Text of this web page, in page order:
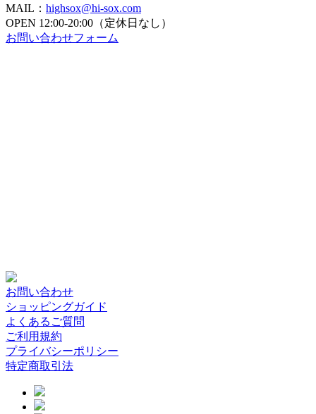
MAIL： highsox@hi-sox.com
OPEN 12:00-20:00（定休日なし）
お問い合わせフォーム
お問い合わせ
ショッピングガイド
よくあるご質問
ご利用規約
プライバシーポリシー
特定商取引法